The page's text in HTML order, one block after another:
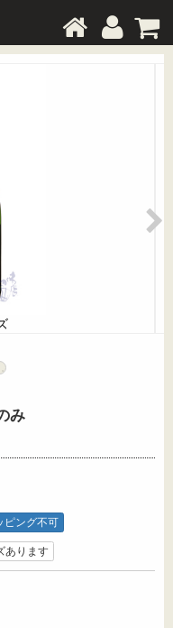
み
ピング不可
あります